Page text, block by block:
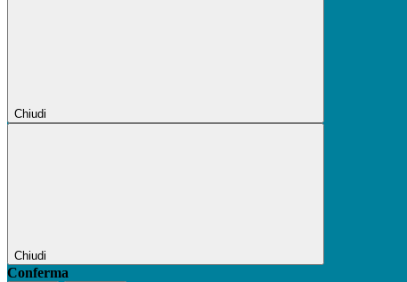
Chiudi
Chiudi
Conferma